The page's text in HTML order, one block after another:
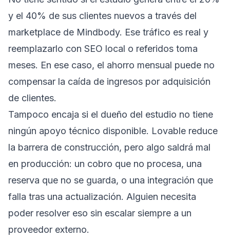
y el 40% de sus clientes nuevos a través del
marketplace de Mindbody. Ese tráfico es real y
reemplazarlo con SEO local o referidos toma
meses. En ese caso, el ahorro mensual puede no
compensar la caída de ingresos por adquisición
de clientes.
Tampoco encaja si el dueño del estudio no tiene
ningún apoyo técnico disponible. Lovable reduce
la barrera de construcción, pero algo saldrá mal
en producción: un cobro que no procesa, una
reserva que no se guarda, o una integración que
falla tras una actualización. Alguien necesita
poder resolver eso sin escalar siempre a un
proveedor externo.